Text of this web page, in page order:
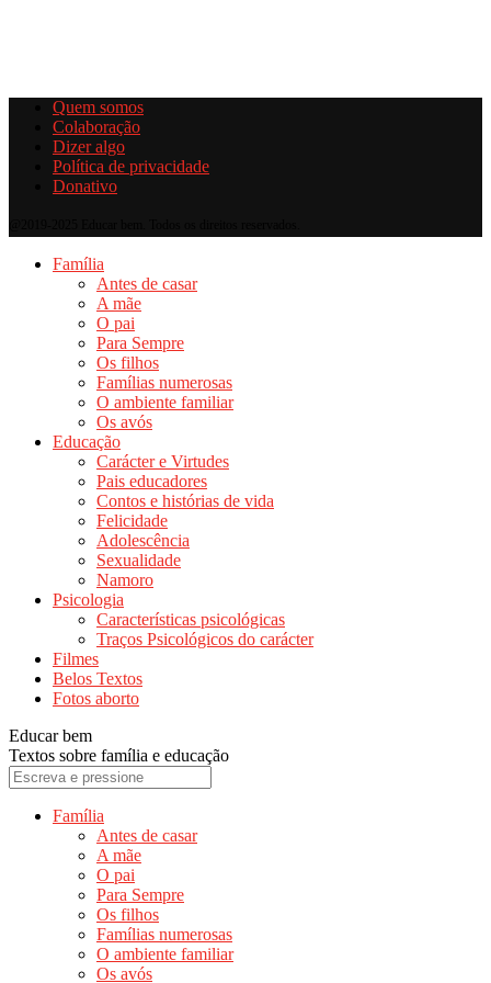
Quem somos
Colaboração
Dizer algo
Política de privacidade
Donativo
Família
Antes de casar
A mãe
O pai
Para Sempre
Os filhos
Famílias numerosas
O ambiente familiar
Os avós
Educação
Carácter e Virtudes
Pais educadores
Contos e histórias de vida
Felicidade
Adolescência
Sexualidade
Namoro
Psicologia
Características psicológicas
Traços Psicológicos do carácter
Filmes
Belos Textos
Fotos aborto
Educar bem
Textos sobre família e educação
Família
Antes de casar
A mãe
O pai
Para Sempre
Os filhos
Famílias numerosas
O ambiente familiar
Os avós